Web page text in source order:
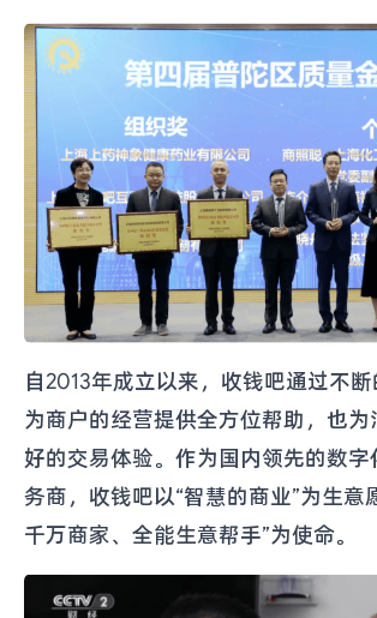
自2013年成立以来，收钱吧通过不断
为商户的经营提供全方位帮助，也为
好的交易体验。作为国内领先的数字
务商，收钱吧以“智慧的商业”为生意
千万商家、全能生意帮手”为使命。